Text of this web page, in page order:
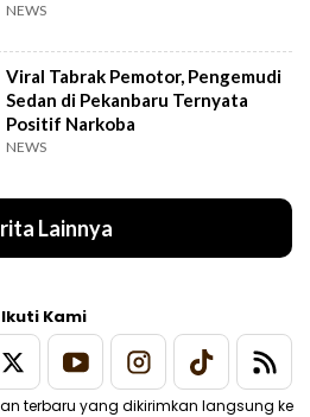
NEWS
Viral Tabrak Pemotor, Pengemudi
Sedan di Pekanbaru Ternyata
Positif Narkoba
NEWS
Lainnya
Ikuti Kami
terbaru yang dikirimkan langsung ke